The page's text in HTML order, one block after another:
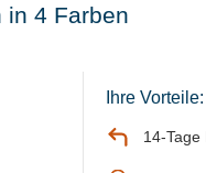
in 4 Farben
Ihre Vorteile:
14-Tage